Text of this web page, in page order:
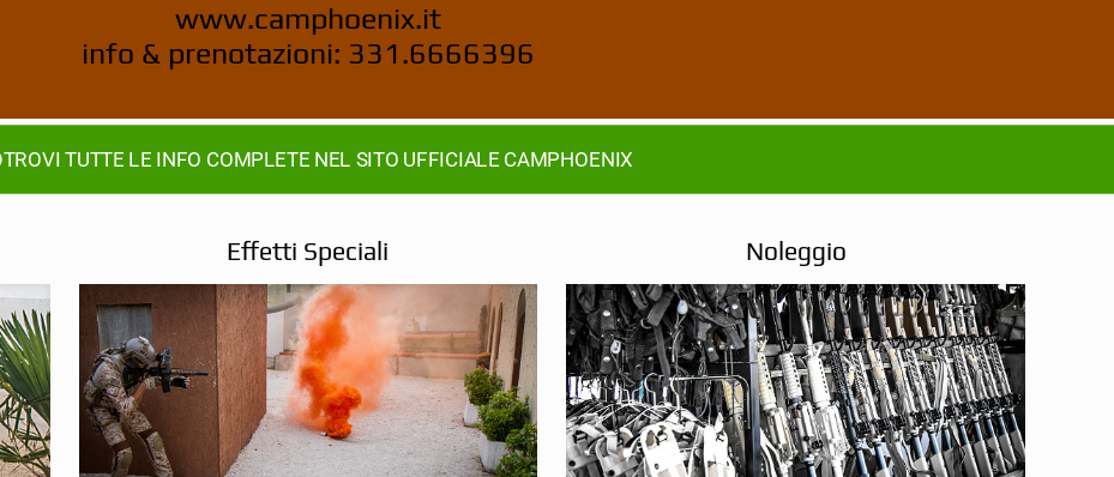
www.camphoenix.it
info & prenotazioni: 331.6666396
TROVI TUTTE LE INFO COMPLETE NEL SITO UFFICIALE CAMPHOENIX
Effetti Speciali Noleggio